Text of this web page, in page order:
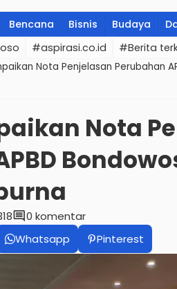
Bencana Bisnis Budaya
#aspirasi.co.id #Berita
Nota Penjelasan Perubahan
Nota
comment0 komentar
Whatsapp Pinterest